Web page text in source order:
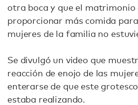
otra boca y que el matrimonio
proporcionar más comida
mujeres de la familia no
Se divulgó un video que
reacción de enojo de las
enterarse de que este
estaba realizando.